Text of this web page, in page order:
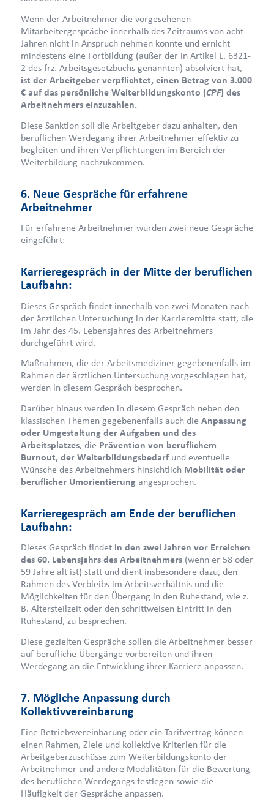
Wenn der Arbeitnehmer die vorgesehenen
Mitarbeitergespräche innerhalb des Zeitraums von acht
Jahren nicht in Anspruch nehmen konnte und ernicht
mindestens eine Fortbildung (außer der in Artikel L. 6321-
2 des frz. Arbeitsgesetzbuchs genannten) absolviert hat,
ist der Arbeitgeber verpflichtet, einen Betrag von 3.000
€ auf das persönliche Weiterbildungskonto (CPF) des
Arbeitnehmers einzuzahlen.
Diese Sanktion soll die Arbeitgeber dazu anhalten, den
beruflichen Werdegang ihrer Arbeitnehmer effektiv zu
begleiten und ihren Verpflichtungen im Bereich der
Weiterbildung nachzukommen.
6. Neue Gespräche für erfahrene
Arbeitnehmer
Für erfahrene Arbeitnehmer wurden zwei neue Gespräche
eingeführt:
Karrieregespräch in der Mitte der beruflichen
Laufbahn:
Dieses Gespräch findet innerhalb von zwei Monaten nach
der ärztlichen Untersuchung in der Karrieremitte statt, die
im Jahr des 45. Lebensjahres des Arbeitnehmers
durchgeführt wird.
Maßnahmen, die der Arbeitsmediziner gegebenenfalls im
Rahmen der ärztlichen Untersuchung vorgeschlagen hat,
werden in diesem Gespräch besprochen.
Darüber hinaus werden in diesem Gespräch neben den
klassischen Themen gegebenenfalls auch die Anpassung
oder Umgestaltung der Aufgaben und des
Arbeitsplatzes, die Prävention von beruflichem
Burnout, der Weiterbildungsbedarfund eventuelle
Wünsche des Arbeitnehmers hinsichtlich Mobilität oder
beruflicher Umorientierungangesprochen.
Karrieregespräch am Ende der beruflichen
Laufbahn:
Dieses Gespräch findet in den zwei Jahren vor Erreichen
des 60. Lebensjahrs des Arbeitnehmers(wenn er 58 oder
59 Jahre alt ist) statt und dient insbesondere dazu, den
Rahmen des Verbleibs im Arbeitsverhältnis und die
Möglichkeiten für den Übergang in den Ruhestand, wie z.
B. Altersteilzeit oder den schrittweisen Eintritt in den
Ruhestand, zu besprechen.
Diese gezielten Gespräche sollen die Arbeitnehmer besser
auf berufliche Übergänge vorbereiten und ihren
Werdegang an die Entwicklung ihrer Karriere anpassen.
7. Mögliche Anpassung durch
Kollektivvereinbarung
Eine Betriebsvereinbarung oder ein Tarifvertrag können
einen Rahmen, Ziele und kollektive Kriterien für die
Arbeitgeberzuschüsse zum Weiterbildungskonto der
Arbeitnehmer und andere Modalitäten für die Bewertung
des beruflichen Werdegangs festlegen sowie die
Häufigkeit der Gespräche anpassen.